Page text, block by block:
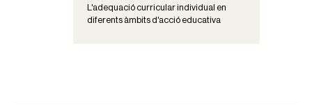
L'adequació curricular individual en
diferents àmbits d'acció educativa